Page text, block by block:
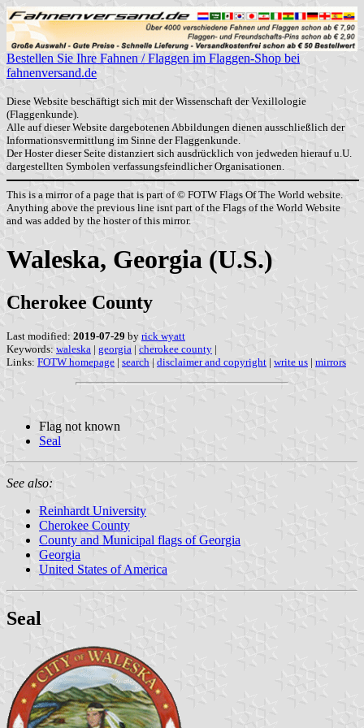
Bestellen Sie Ihre Fahnen / Flaggen im Flaggen-Shop bei
fahnenversand.de
Diese Website beschäftigt sich mit der Wissenschaft der Vexillologie
(Flaggenkunde).
Alle auf dieser Website dargebotenen Abbildungen dienen ausschließlich der
Informationsvermittlung im Sinne der Flaggenkunde.
Der Hoster dieser Seite distanziert sich ausdrücklich von jedweden hierauf u.U.
dargestellten Symbolen verfassungsfeindlicher Organisationen.
This is a mirror of a page that is part of © FOTW Flags Of The World website.
Anything above the previous line isnt part of the Flags of the World Website
and was added by the hoster of this mirror.
Waleska, Georgia (U.S.)
Cherokee County
Last modified: 2019-07-29 by rick wyatt
Keywords: waleska | georgia | cherokee county |
Links: FOTW homepage | search | disclaimer and copyright | write us | mirrors
Flag not known
Seal
See also:
Reinhardt University
Cherokee County
County and Municipal flags of Georgia
Georgia
United States of America
Seal